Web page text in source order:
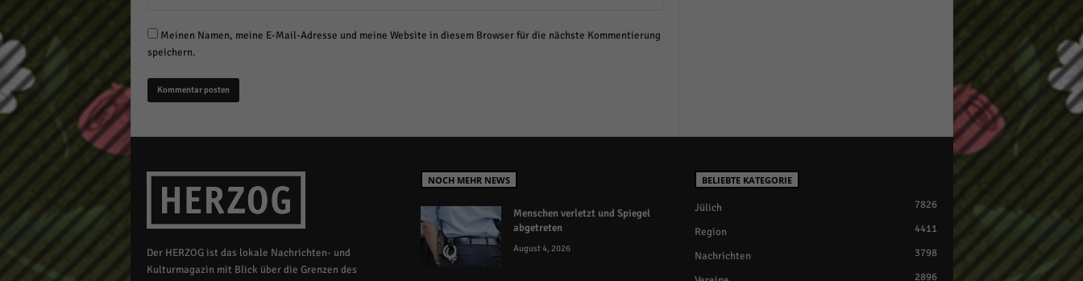
Meinen Namen, meine E-Mail-Adresse und meine Website in diesem Browser für die nächste Kommentierung
speichern.
Der HERZOG ist das lokale Nachrichten- und
Kulturmagazin mit Blick über die Grenzen des
NOCH MEHR NEWS
Menschen verletzt und Spiegel
abgetreten
August 4, 2026
BELIEBTE KATEGORIE
Jülich 7826
Region 4411
Nachrichten 3798
2896